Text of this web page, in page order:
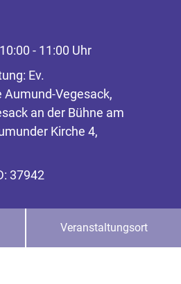
- 11:00 Uhr
Ev.
Vegesack,
an der Bühne am
Kirche 4,
37942
Veranstaltungsort